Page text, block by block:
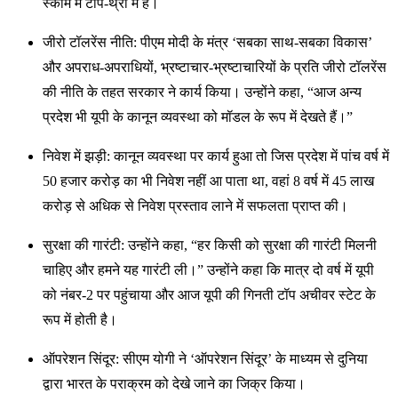
स्कीम में टॉप-थ्री में है।
जीरो टॉलरेंस नीति: पीएम मोदी के मंत्र ‘सबका साथ-सबका विकास’
और अपराध-अपराधियों, भ्रष्टाचार-भ्रष्टाचारियों के प्रति जीरो टॉलरेंस
की नीति के तहत सरकार ने कार्य किया। उन्होंने कहा, “आज अन्य
प्रदेश भी यूपी के कानून व्यवस्था को मॉडल के रूप में देखते हैं।”
निवेश में झड़ी: कानून व्यवस्था पर कार्य हुआ तो जिस प्रदेश में पांच वर्ष में
50 हजार करोड़ का भी निवेश नहीं आ पाता था, वहां 8 वर्ष में 45 लाख
करोड़ से अधिक से निवेश प्रस्ताव लाने में सफलता प्राप्त की।
सुरक्षा की गारंटी: उन्होंने कहा, “हर किसी को सुरक्षा की गारंटी मिलनी
चाहिए और हमने यह गारंटी ली।” उन्होंने कहा कि मात्र दो वर्ष में यूपी
को नंबर-2 पर पहुंचाया और आज यूपी की गिनती टॉप अचीवर स्टेट के
रूप में होती है।
ऑपरेशन सिंदूर: सीएम योगी ने ‘ऑपरेशन सिंदूर’ के माध्यम से दुनिया
द्वारा भारत के पराक्रम को देखे जाने का जिक्र किया।